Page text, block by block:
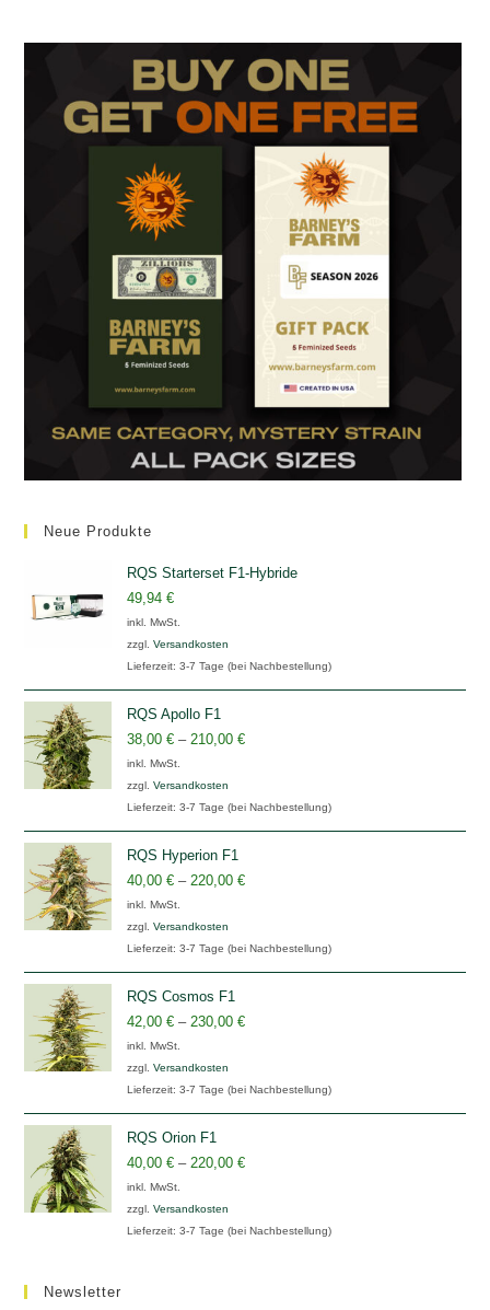
Neue Produkte
RQS Starterset F1-Hybride
49,94€
inkl. MwSt.
zzgl.Versandkosten
Lieferzeit:3-7 Tage (bei Nachbestellung)
RQS Apollo F1
38,00€ – 210,00€
inkl. MwSt.
zzgl.Versandkosten
Lieferzeit:3-7 Tage (bei Nachbestellung)
RQS Hyperion F1
40,00€ – 220,00€
inkl. MwSt.
zzgl.Versandkosten
Lieferzeit:3-7 Tage (bei Nachbestellung)
RQS Cosmos F1
42,00€ – 230,00€
inkl. MwSt.
zzgl.Versandkosten
Lieferzeit:3-7 Tage (bei Nachbestellung)
RQS Orion F1
40,00€ – 220,00€
inkl. MwSt.
zzgl.Versandkosten
Lieferzeit:3-7 Tage (bei Nachbestellung)
Newsletter